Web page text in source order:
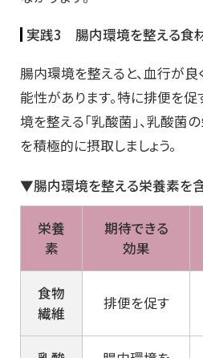
実践3 腸内環境を整える食
腸内環境を整えると、血行が良
能性があります。特に排便を促
境を整える「乳酸菌」、乳酸菌
を積極的に摂取しましょう。
▼腸内環境を整える栄養素を
栄養
素
期待できる
効果
食物
繊維
排便を促す